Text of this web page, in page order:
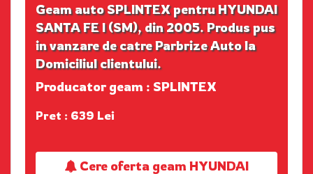
Geam auto SPLINTEX pentru HYUNDAI
SANTA FE I (SM), din 2005. Produs pus
in vanzare de catre Parbrize Auto la
Domiciliul clientului.
Producator geam : SPLINTEX
Pret : 639 Lei
Cere oferta geam HYUNDAI